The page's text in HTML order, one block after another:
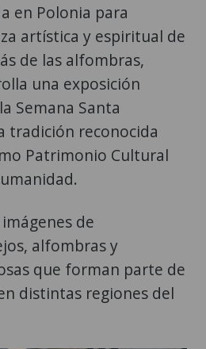
en Polonia para
artística y espiritual de
de las alfombras,
una exposición
Semana Santa
tradición reconocida
Patrimonio Cultural
de
alfombras y
que forman parte de
distintas regiones del